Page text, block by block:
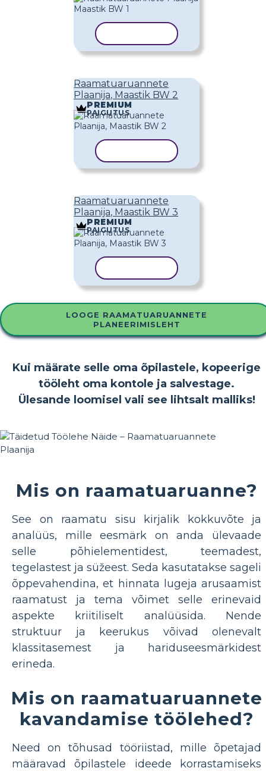
Raamatuaruannete
Plaanija, Maastik BW 2
PREMIUM
PAIGUTUS
Raamatuaruannete
Plaanija, Maastik BW 3
PREMIUM
PAIGUTUS
LOOGE RAAMATUARUANNETE
PLANEERIMISLEHT
Kui määrate selle oma õpilastele, kopeerige
tööleht oma kontole ja salvestage.
Ülesande loomisel vali see lihtsalt malliks!
Mis on raamatuaruanne?
See on raamatu sisu kirjalik kokkuvõte ja
analüüs, mille eesmärk on anda ülevaade
selle põhielementidest, teemadest,
tegelastest ja süžeest. Seda kasutatakse sageli
õppevahendina, et hinnata lugeja arusaamist
raamatust ja tema võimet selle erinevaid
aspekte kriitiliselt analüüsida. Nende
struktuur ja keerukus võivad olenevalt
klassitasemest ja hariduseesmärkidest
erineda.
Mis on raamatuaruannete
kavandamise töölehed?
Need on tõhusad tööriistad, mille õpetajad
määravad õpilastele ideede korrastamiseks